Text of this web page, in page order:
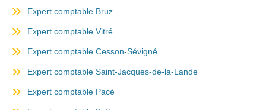
Expert comptable Bruz
Expert comptable Vitré
Expert comptable Cesson-Sévigné
Expert comptable Saint-Jacques-de-la-Lande
Expert comptable Pacé